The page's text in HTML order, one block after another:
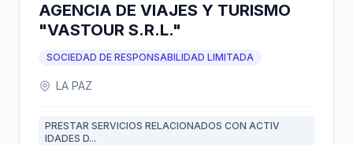
AGENCIA DE VIAJES Y TURISMO
"VASTOUR S.R.L."
SOCIEDAD DE RESPONSABILIDAD LIMITADA
LA PAZ
PRESTAR SERVICIOS RELACIONADOS CON ACTIV
IDADES D...